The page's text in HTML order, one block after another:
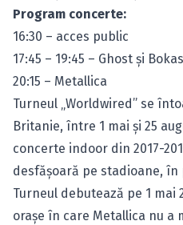
Program concerte:
16:30 – acces public
17:45 – 19:45 – Ghost şi
20:15 – Metallica
Turneul „Worldwired” se
Britanie, între 1 mai şi 25
concerte indoor din 2017-
desfăşoară pe stadioane,
Turneul debutează pe 1 mai
oraşe în care Metallica nu a